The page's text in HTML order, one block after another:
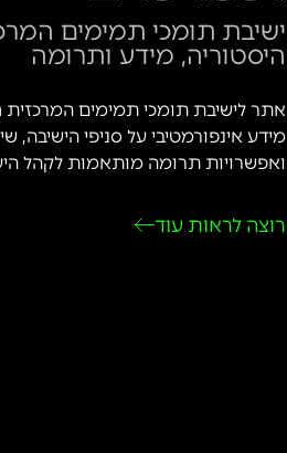
ישיבת תומכי תמימים
היסטוריה, מידע ותרומה
אתר לישיבת תומכי תמימים המרכזית
מידע אינפורמטיבי על סניפי הישיבה,
ואפשרויות תרומה מותאמות לקהל
רוצה לראות עוד